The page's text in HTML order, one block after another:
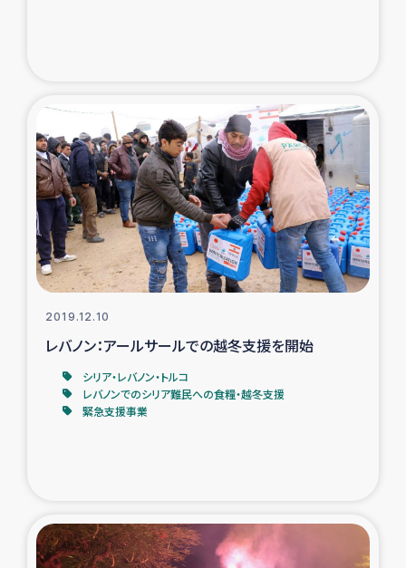
ガザ地区における羊の畜産支援
ガザ地区での公園の緑化を通じた支援事業
ガザ地区における被災住民への緊急支援
ガザ地区酪農を通した女性グループの生計支援
ふりかけ普及と食生活改善による栄養改善事業
食べる
2019.12.10
レバノン：アールサールでの越冬支援を開始
シリア・レバノン・トルコ
レバノンでのシリア難民への食糧・越冬支援
緊急支援事業